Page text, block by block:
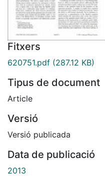
Fitxers
620751.pdf (287.12 KB)
Tipus de document
Article
Versió
Versió publicada
Data de publicació
2013